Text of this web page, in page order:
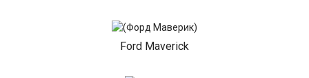
Ford Maverick